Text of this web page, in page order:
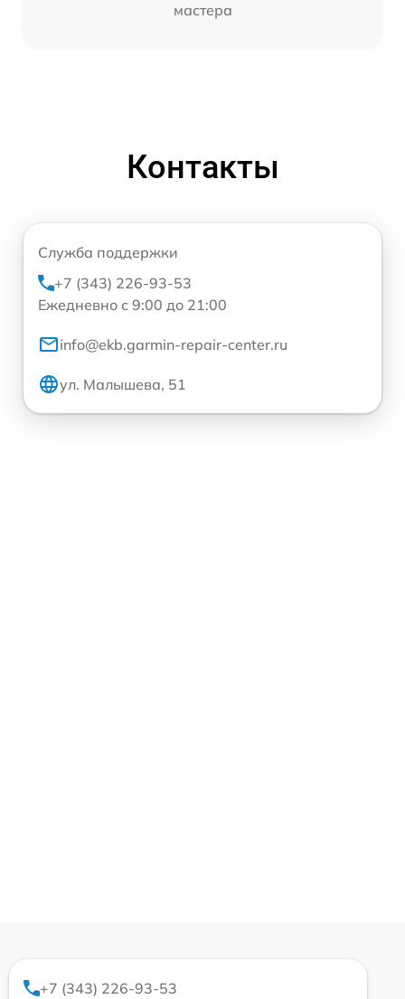
мастера
Контакты
Служба поддержки
+7 (343) 226-93-53
Ежедневно с 9:00 до 21:00
info@ekb.garmin-repair-center.ru
ул. Малышева, 51
+7 (343) 226-93-53